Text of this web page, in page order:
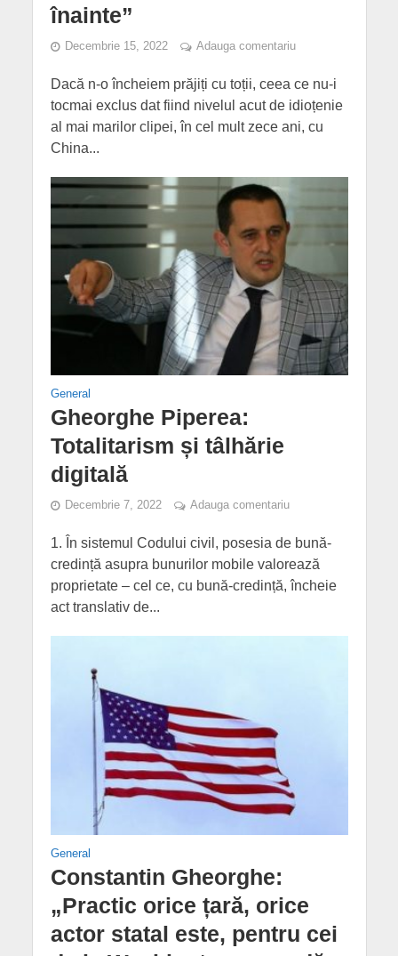
înainte”
Decembrie 15, 2022 Adauga comentariu
Dacă n-o încheiem prăjiți cu toții, ceea ce nu-i
tocmai exclus dat fiind nivelul acut de idioțenie
al mai marilor clipei, în cel mult zece ani, cu
China...
General
Gheorghe Piperea:
Totalitarism și tâlhărie
digitală
Decembrie 7, 2022 Adauga comentariu
1. În sistemul Codului civil, posesia de bună-
credință asupra bunurilor mobile valorează
proprietate – cel ce, cu bună-credință, încheie
act translativ de...
General
Constantin Gheorghe:
„Practic orice țară, orice
actor statal este, pentru cei